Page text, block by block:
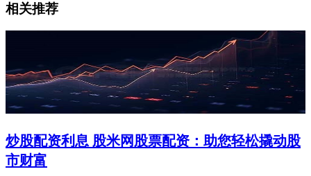
相关推荐
炒股配资利息 股米网股票配资：助您轻松撬动股
市财富